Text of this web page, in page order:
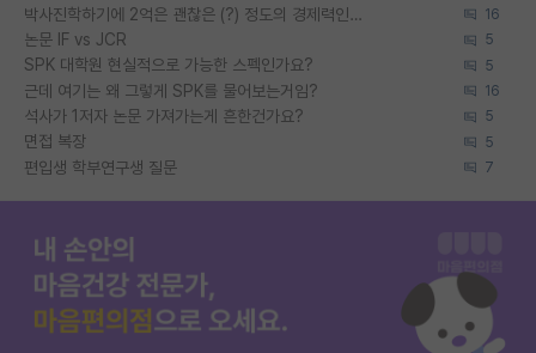
박사진학하기에 2억은 괜찮은 (?) 정도의 경제력인가요 16
논문 IF vs JCR 5
SPK 대학원 현실적으로 가능한 스펙인가요? 5
근데 여기는 왜 그렇게 SPK를 물어보는거임? 16
석사가 1저자 논문 가져가는게 흔한건가요? 5
면접 복장 5
편입생 학부연구생 질문 7